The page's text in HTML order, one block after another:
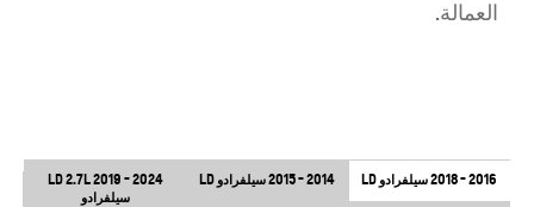
العمالة.
2016 - 2018 سيلفرادو LD 2014 - 2015 سيلفرادو LD
2024 - 2019 LD 2.7L
سيلفرادو